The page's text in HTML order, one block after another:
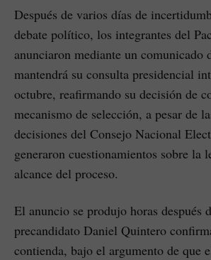
Después de varios días de
debate político, los integrantes del
anunciaron mediante un comunicado
mantendrá su consulta presidencial
octubre, reafirmando su decisión de
mecanismo de selección, a pesar de
decisiones del Consejo Nacional
generaron cuestionamientos sobre la
alcance del proceso.
El anuncio se produjo horas después
precandidato Daniel Quintero
contienda, bajo el argumento de que